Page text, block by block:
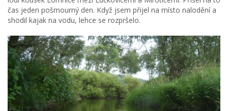
čas jeden pošmourný den. Když jsem přijel na místo nalodění a
shodil kajak na vodu, lehce se rozpršelo.